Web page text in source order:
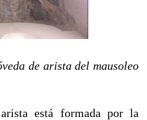
de arista del mausoleo
está formada por la